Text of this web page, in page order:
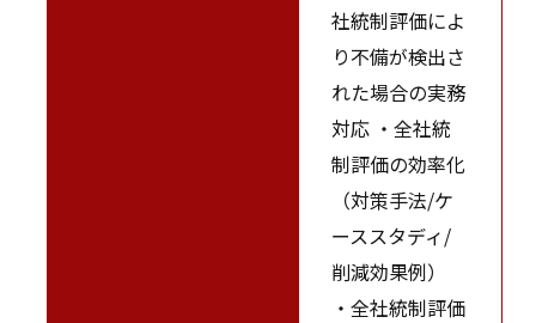
社統制評価によ
り不備が検出さ
れた場合の実務
対応 ・全社統
制評価の効率化
（対策手法/ケ
ーススタディ/
削減効果例）
・全社統制評価